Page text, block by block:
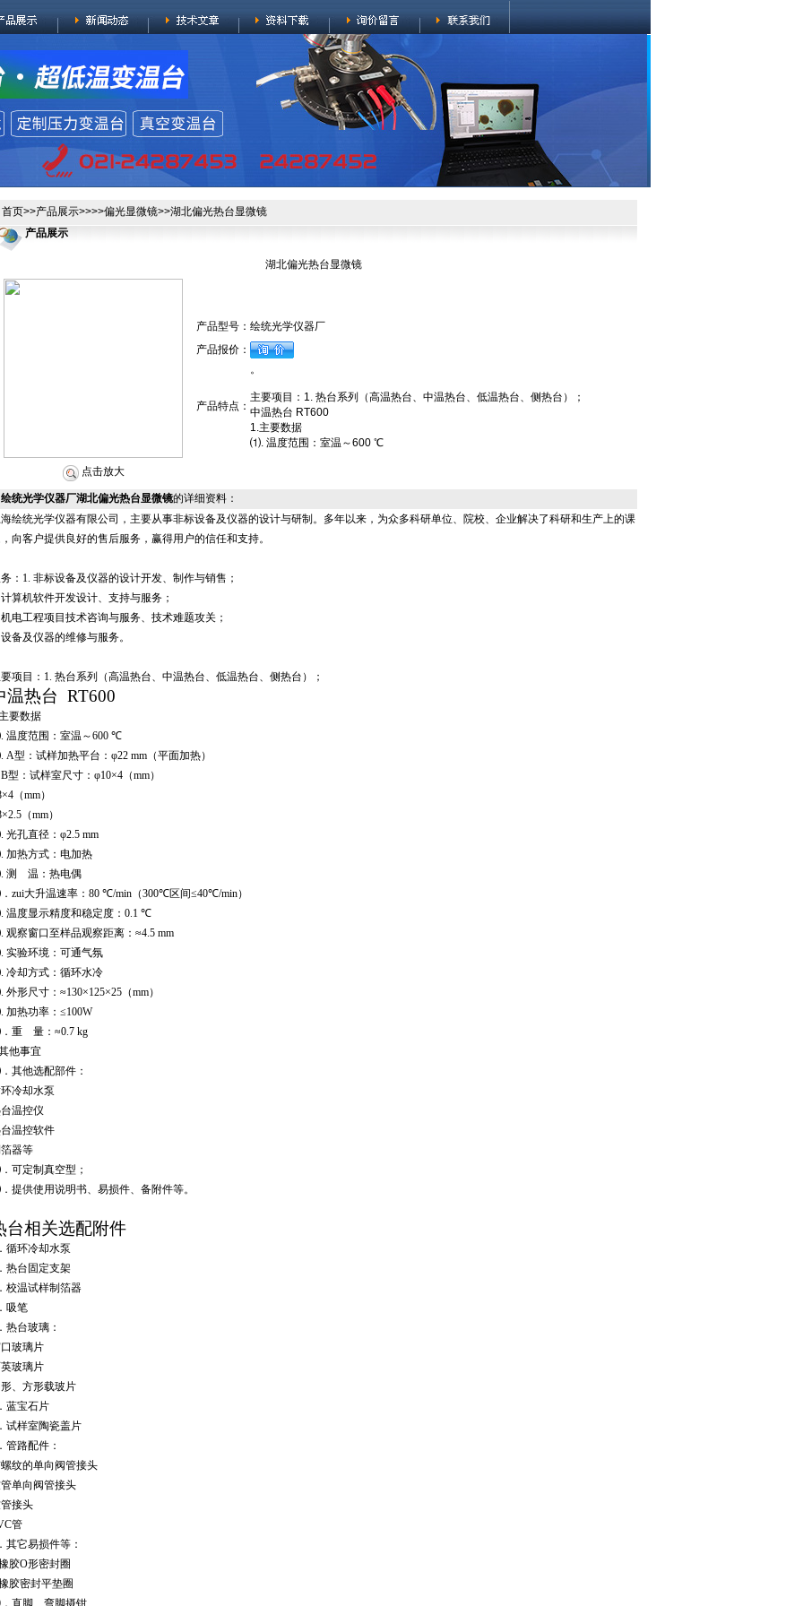
首页>>产品展示>>>>偏光显微镜>>湖北偏光热台显微镜
产品展示
湖北偏光热台显微镜
点击放大
产品型号： 绘统光学仪器厂
产品报价：
产品特点：
。
主要项目：1. 热台系列（高温热台、中温热台、低温热台、侧热台）；
中温热台 RT600
1.主要数据
⑴. 温度范围：室温～600 ℃
绘统光学仪器厂湖北偏光热台显微镜的详细资料：
绘统光学仪器有限公司，主要从事非标设备及仪器的设计与研制。多年以来，为众多科研单位、院校、企业解决了科研和生产上的课
向客户提供良好的售后服务，赢得用户的信任和支持。
： 1. 非标设备及仪器的设计开发、制作与销售；
计算机软件开发设计、支持与服务；
机电工程项目技术咨询与服务、技术难题攻关；
设备及仪器的维修与服务。
项目： 1. 热台系列（高温热台、中温热台、低温热台、侧热台）；
温热台 RT600
要数据
. 温度范围：室温～600 ℃
. A型：试样加热平台：φ22 mm （平面加热）
B型：试样室尺寸：φ10×4 （mm）
×4 （mm）
×2.5 （mm）
. 光孔直径：φ2.5 mm
. 加热方式：电加热
. 测 温： 热电偶
zui大升温速率： 80 ℃/min （300℃区间≤40℃/min）
. 温度显示精度和稳定度 ： 0.1 ℃
. 观察窗口至样品观察距离：≈4.5 mm
. 实验环境：可通气氛
. 冷却方式：循环水冷
. 外形尺寸：≈130×125×25 （mm）
. 加热功率：≤100W
重
量：≈0.7 kg
他事宜
其他选配部件：
冷却水泵
温控仪
温控软件
器等
可定制真空型；
提供使用说明书、易损件、备附件等。
台相关选配附件
循环冷却水泵
热台固定支架
校温试样制箔器
吸笔
热台玻璃：
玻璃片
玻璃片
、方形载玻片
蓝宝石片
试样室陶瓷盖片
管路配件：
纹的单向阀管接头
单向阀管接头
接头
管
其它易损件等：
胶O形密封圈
胶密封平垫圈
．直脚、弯脚摄钳